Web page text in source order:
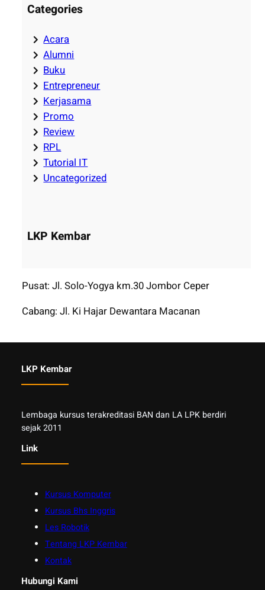
Categories
Acara
Alumni
Buku
Entrepreneur
Kerjasama
Promo
Review
RPL
Tutorial IT
Uncategorized
LKP Kembar
Pusat: Jl. Solo-Yogya km.30 Jombor Ceper
Cabang: Jl. Ki Hajar Dewantara Macanan
LKP Kembar
Lembaga kursus terakreditasi BAN dan LA LPK berdiri
sejak 2011
Link
Kursus Komputer
Kursus Bhs Inggris
Les Robotik
Tentang LKP Kembar
Kontak
Hubungi Kami